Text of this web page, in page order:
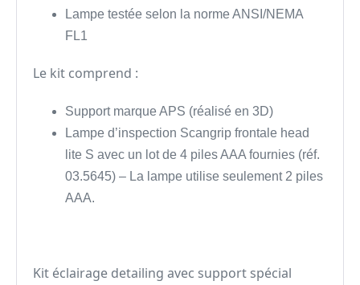
Lampe testée selon la norme ANSI/NEMA
FL1
Le kit comprend :
Support marque APS (réalisé en 3D)
Lampe d’inspection Scangrip frontale head
lite S avec un lot de 4 piles AAA fournies (réf.
03.5645) – La lampe utilise seulement 2 piles
AAA.
Kit éclairage detailing avec support spécial